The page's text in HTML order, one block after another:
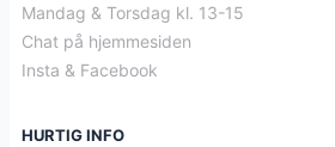
Mandag & Torsdag kl. 13-15
Chat på hjemmesiden
Insta & Facebook
HURTIG INFO